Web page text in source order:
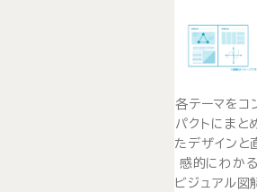
各テーマをコ
パクトにまと
たデザインと
感的にわか
ビジュアル図